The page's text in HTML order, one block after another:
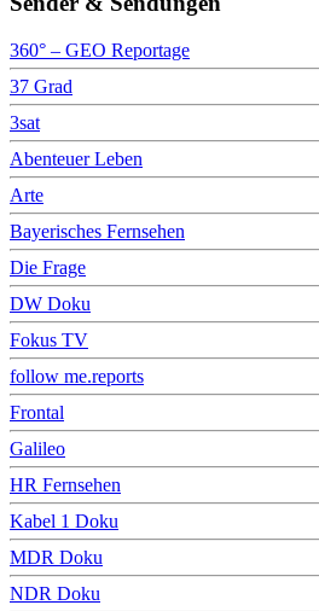
360° – GEO Reportage
37 Grad
3sat
Abenteuer Leben
Arte
Bayerisches Fernsehen
Die Frage
DW Doku
Fokus TV
follow me.reports
Frontal
Galileo
HR Fernsehen
Kabel 1 Doku
MDR Doku
NDR Doku